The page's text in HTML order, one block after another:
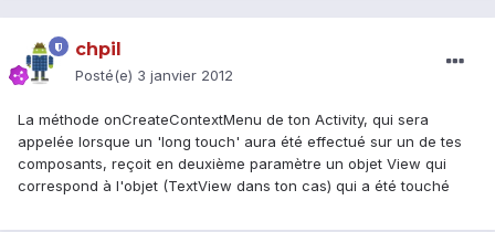
chpil
Posté(e) 3 janvier 2012
La méthode onCreateContextMenu de ton Activity, qui sera
appelée lorsque un 'long touch' aura été effectué sur un de tes
composants, reçoit en deuxième paramètre un objet View qui
correspond à l'objet (TextView dans ton cas) qui a été touché